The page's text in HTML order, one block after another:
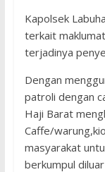
Kapolsek
terkait
terjadinya
Dengan
patroli dengan
Haji Barat
Caffe/
masyarakat
berkumpul